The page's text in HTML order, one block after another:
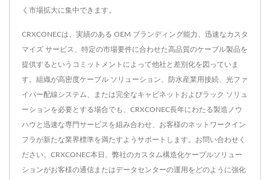
く市場拡大に集中できます。
CRXCONECは、実績のある OEM ブランディング能力、迅速なカスタ
マイズ サービス、特定の市場要件に合わせた高品質のケーブル製品を
提供するというコミットメントによって他社と差別化を図っていま
す。組織が高密度ケーブル ソリューション、防水産業用接続、光ファ
イバー配線システム、または完全なキャビネットおよびラック ソリュ
ーションを必要とする場合でも、CRXCONEC長年にわたる製造ノウ
ハウと迅速な専門サービスを組み合わせ、お客様のネットワークイン
フラが新たな業界標準を満たすようサポートします。お問い合わせく
ださい。CRXCONEC本日、弊社のカスタム構造化ケーブルソリュー
ションがお客様の通信またはデータセンターの運用をどのように強化